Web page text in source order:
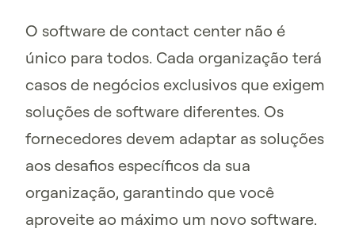
O software de contact center não é
único para todos. Cada organização terá
casos de negócios exclusivos que exigem
soluções de software diferentes. Os
fornecedores devem adaptar as soluções
aos desafios específicos da sua
organização, garantindo que você
aproveite ao máximo um novo software.